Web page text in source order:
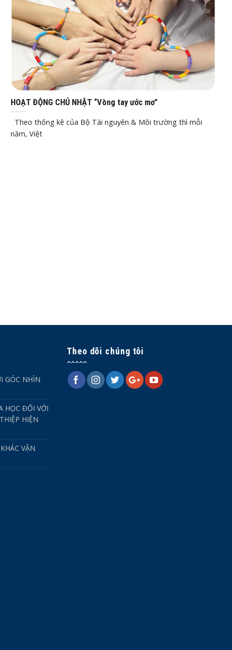
Th10 15, 2021
HOẠT ĐỘNG CHỦ NHẬT “Vòng tay ước mơ”
Theo thống kê của Bộ Tài nguyên & Môi trường thì mỗi
năm, Việt
GÓC NHÌN
HỌC ĐỐI VỚI
HIỆN
VẬN
Theo dõi chúng tôi